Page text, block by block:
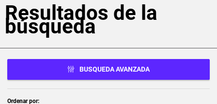
Resultados de la
búsqueda
BUSQUEDA AVANZADA
Ordenar por: